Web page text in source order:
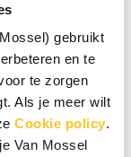
gebruikt
en te
te zorgen
Als je meer wilt
Cookie policy.
Van Mossel